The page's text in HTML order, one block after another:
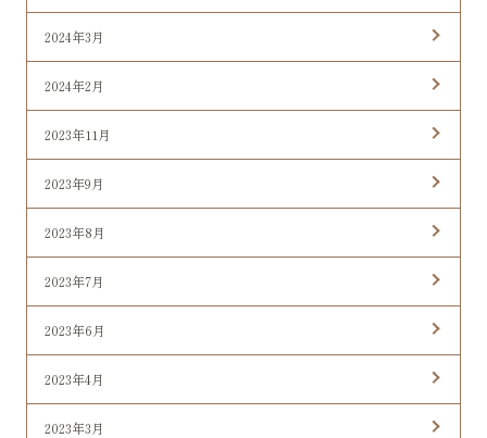
2024年3月
2024年2月
2023年11月
2023年9月
2023年8月
2023年7月
2023年6月
2023年4月
2023年3月